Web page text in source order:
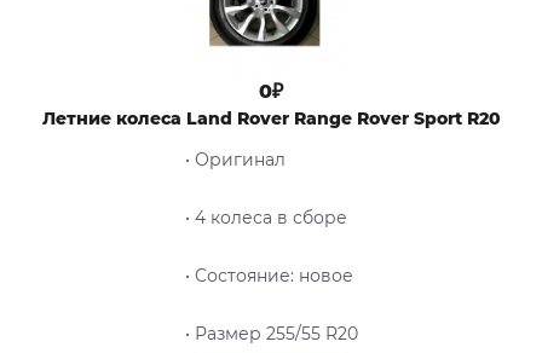
0₽
Летние колеса Land Rover Range Rover Sport R20
• Оригинал
• 4 колеса в сборе
• Cостояние: новое
• Размер 255/55 R20